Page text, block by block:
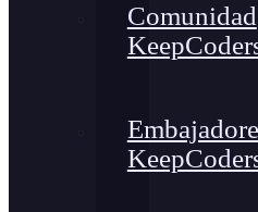
Comunidad